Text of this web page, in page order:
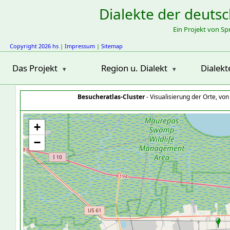
Dialekte der
Ein Projekt von
Copyright 2026 hs | Impressum | Sitemap
Das Projekt Region u. Dialekt
Besucheratlas-Cluster- Visualisierung der Orte,
+
−